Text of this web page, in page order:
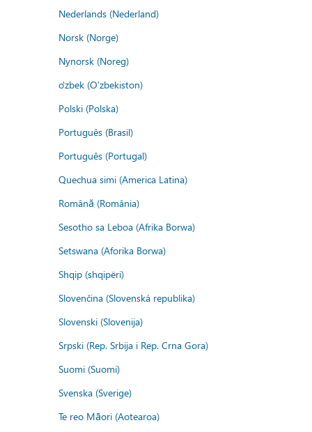
Nederlands (Nederland)
Norsk (Norge)
Nynorsk (Noreg)
o'zbek (O'zbekiston)
Polski (Polska)
Português (Brasil)
Português (Portugal)
Quechua simi (America Latina)
Română (România)
Sesotho sa Leboa (Afrika Borwa)
Setswana (Aforika Borwa)
Shqip (shqipëri)
Slovenčina (Slovenská republika)
Slovenski (Slovenija)
Srpski (Rep. Srbija i Rep. Crna Gora)
Suomi (Suomi)
Svenska (Sverige)
Te reo Māori (Aotearoa)